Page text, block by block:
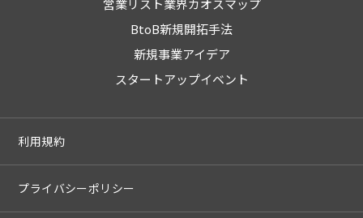
営業リスト業界カオスマップ
BtoB新規開拓手法
新規事業アイデア
スタートアップイベント
利用規約
プライバシーポリシー